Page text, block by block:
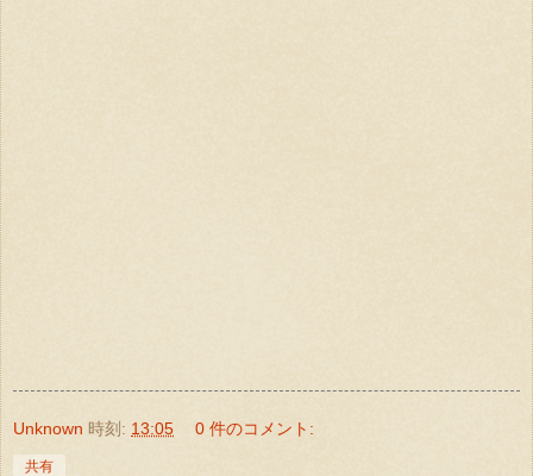
Unknown 時刻: 13:05 0 件のコメント:
共有